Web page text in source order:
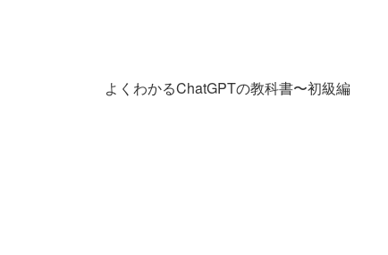
よくわかるChatGPTの教科書〜初級編